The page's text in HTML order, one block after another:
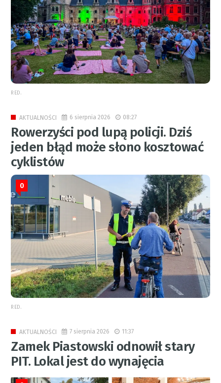
RED.
AKTUALNOŚCI 6 sierpnia 2026 08:27
Rowerzyści pod lupą policji. Dziś
jeden błąd może słono kosztować
cyklistów
0
RED.
AKTUALNOŚCI 7 sierpnia 2026 11:37
Zamek Piastowski odnowił stary
PIT. Lokal jest do wynajęcia